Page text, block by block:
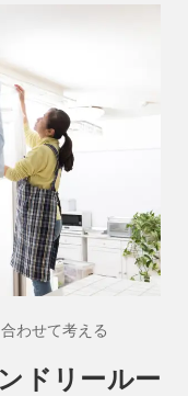
わせて考える
ドリールー